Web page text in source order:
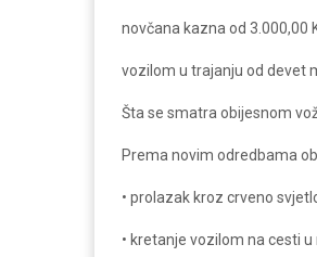
novčana kazna od 3.000,00
vozilom u trajanju od devet
Šta se smatra obijesnom
Prema novim odredbama
• prolazak kroz crveno
• kretanje vozilom na cesti